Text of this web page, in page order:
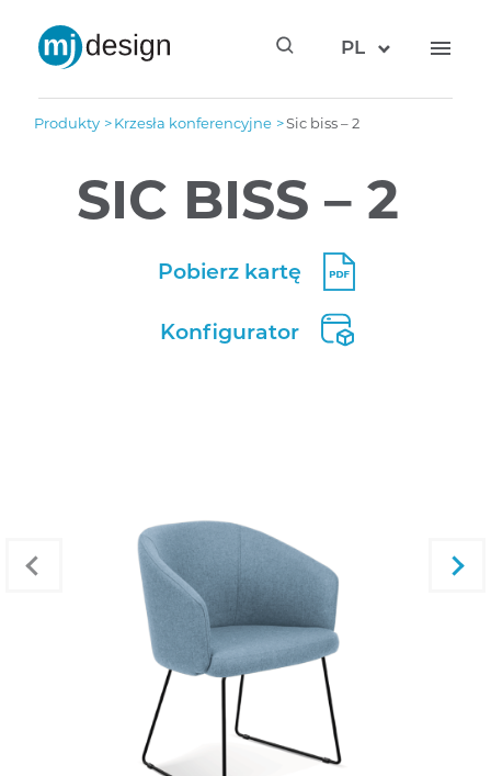
PL
produkty krzesła konferencyjne sic biss – 2
SIC BISS – 2
Pobierz kartę
Konfigurator